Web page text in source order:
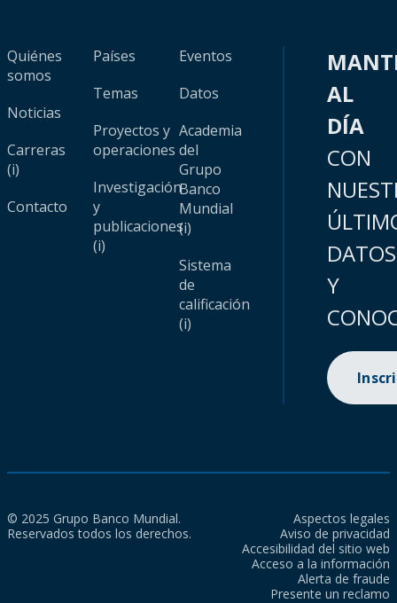
Quiénes
somos
Noticias
Carreras
(i)
Contacto
Países
Temas
Proyectos y
operaciones
Investigación
y
publicaciones
(i)
Eventos
Datos
Academia
del
Grupo
Banco
Mundial
(i)
Sistema
de
calificación
(i)
AL
DÍA
CON
DATOS
Y
© 2025 Grupo Banco Mundial.
Reservados todos los derechos.
Aspectos legales
Aviso de privacidad
Accesibilidad del sitio web
Acceso a la información
Alerta de fraude
Presente un reclamo